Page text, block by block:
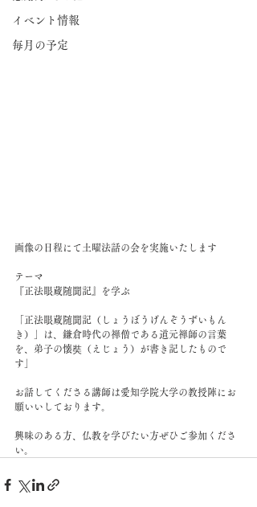
イベント情報
毎月の予定
画像の日程にて土曜法話の会を実施いたします
テーマ
『正法眼蔵随聞記』を学ぶ
「正法眼蔵随聞記（しょうぼうげんぞうずいもん
き）」は、鎌倉時代の禅僧である道元禅師の言葉
を、弟子の懐奘（えじょう）が書き記したもので
す」
お話してくださる講師は愛知学院大学の教授陣にお
願いいしております。
興味のある方、仏教を学びたい方ぜひご参加くださ
い。